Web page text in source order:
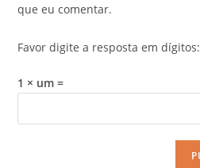
que eu comentar.
Favor digite a resposta em dígitos:
1 × um =